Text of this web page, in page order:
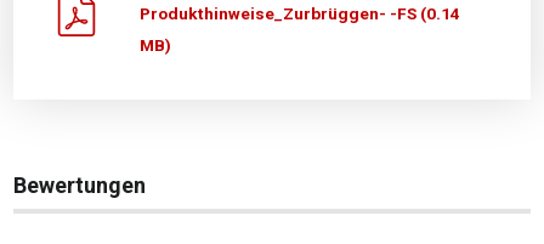
Produkthinweise_Zurbrüggen- -FS (0.14
MB)
Bewertungen